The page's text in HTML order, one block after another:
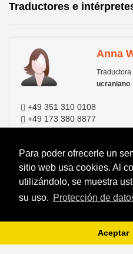
Para poder ofrecerle un
sitio web usa cookies. Al
utilizándolo, se muestra
su uso. Protección de
Aceptar
Traductores e
Anna
ucraniano
+49 351 310 0108
+49 173 380 8877
www.ukrainisch-russisch....